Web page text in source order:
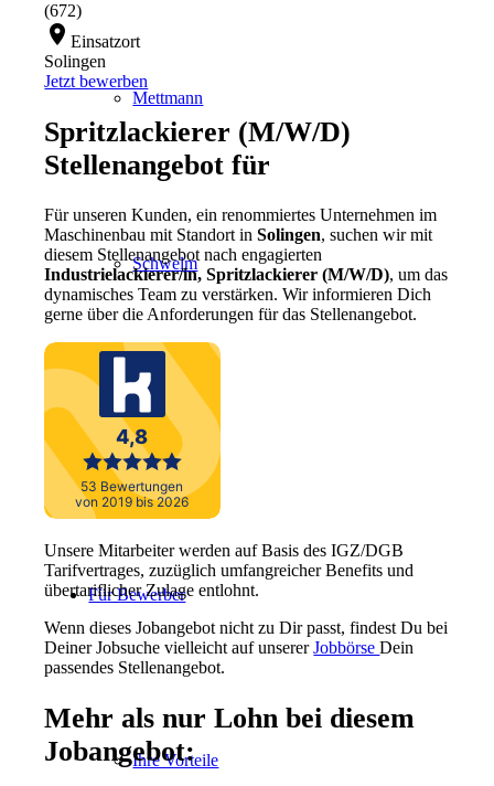
Mettmann
Schwelm
Ennepetal
Für Bewerber
Ihre Vorteile
(672)
location_onEinsatzort
Solingen
Jetzt bewerben
Spritzlackierer (M/W/D)
Stellenangebot für
Für unseren Kunden, ein renommiertes Unternehmen im
Maschinenbau mit Standort inSolingen, suchen wir mit
diesem Stellenangebot nach engagierten
Industrielackierer/in, Spritzlackierer(M/W/D), um das
dynamisches Team zu verstärken. Wir informieren Dich
gerne über die Anforderungen für das Stellenangebot.
Unsere Mitarbeiter werden auf Basis des IGZ/DGB
Tarifvertrages, zuzüglich umfangreicher Benefits und
übertariflicher Zulage entlohnt.
Wenn dieses Jobangebot nicht zu Dir passt, findest Du bei
Deiner Jobsuche vielleicht auf unsererJobbörseDein
passendes Stellenangebot.
Mehr als nur Lohn bei diesem
Jobangebot: